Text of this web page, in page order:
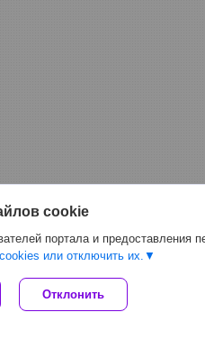
cookie
портала и предоставления
или отключить их.
Отклонить